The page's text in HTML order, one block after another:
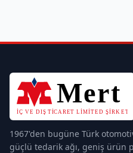
1967'den bugüne Türk
güçlü tedarik ağı, geniş ürün